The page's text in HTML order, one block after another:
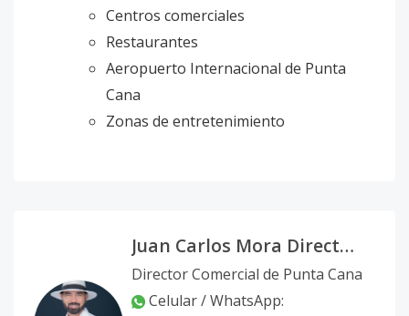
Centros comerciales
Restaurantes
Aeropuerto Internacional de Punta
Cana
Zonas de entretenimiento
Juan Carlos Mora Director Comercial Punta Cana
Director Comercial de Punta Cana
Celular / WhatsApp: